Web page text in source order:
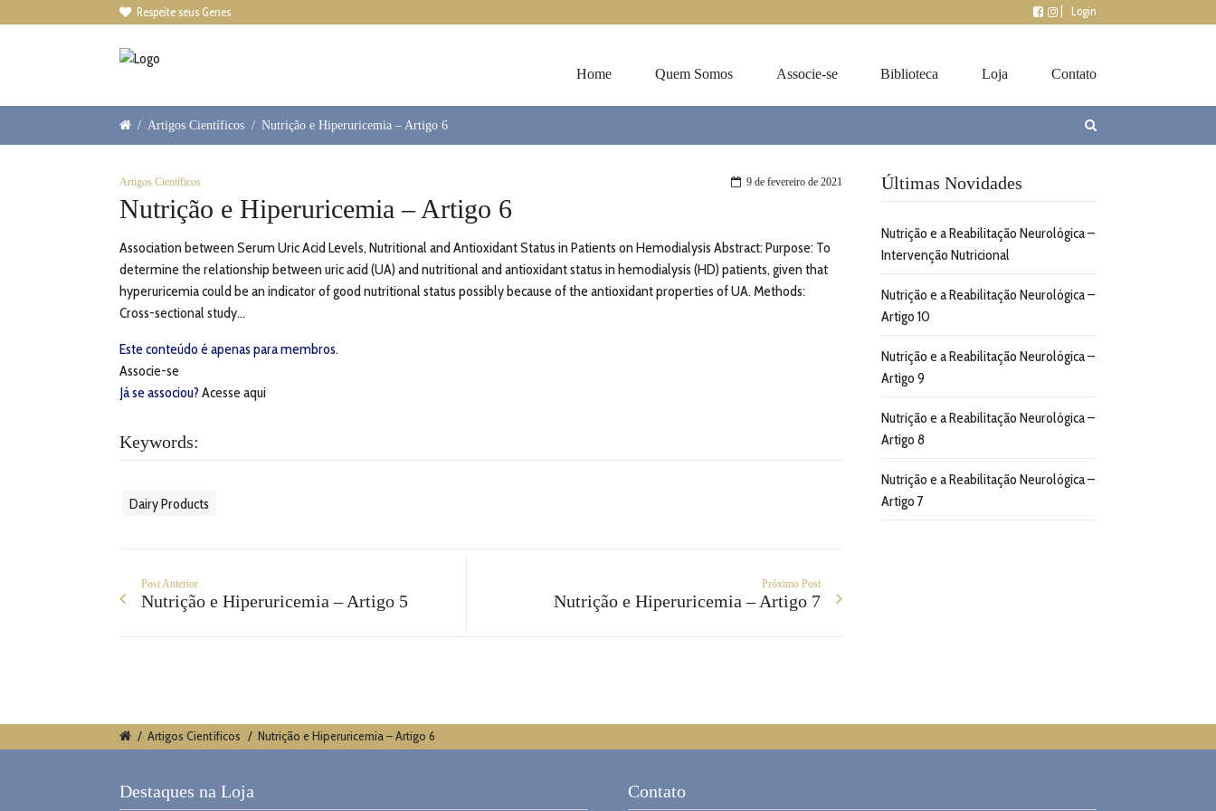
 Respeite seus Genes Login
Home Quem Somos Associe-se Biblioteca Loja Contato
/ Artigos Científicos / Nutrição e Hiperuricemia – Artigo 6
9 de fevereiro de 2021
Artigos Científicos
Nutrição e Hiperuricemia – Artigo 6
Association between Serum Uric Acid Levels, Nutritional and Antioxidant Status in Patients on Hemodialysis Abstract: Purpose: To
determine the relationship between uric acid (UA) and nutritional and antioxidant status in hemodialysis (HD) patients, given that
hyperuricemia could be an indicator of good nutritional status possibly because of the antioxidant properties of UA. Methods:
Cross-sectional study...
Este conteúdo é apenas para membros.
Associe-se
Já se associou? Acesse aqui
Keywords:
Dairy Products
Post Anterior
Nutrição e Hiperuricemia – Artigo 5
Próximo Post
Nutrição e Hiperuricemia – Artigo 7
Últimas Novidades
Nutrição e a Reabilitação Neurológica –
Intervenção Nutricional
Nutrição e a Reabilitação Neurológica –
Artigo 10
Nutrição e a Reabilitação Neurológica –
Artigo 9
Nutrição e a Reabilitação Neurológica –
Artigo 8
Nutrição e a Reabilitação Neurológica –
Artigo 7
/ Artigos Científicos / Nutrição e Hiperuricemia – Artigo 6
Destaques na Loja Contato